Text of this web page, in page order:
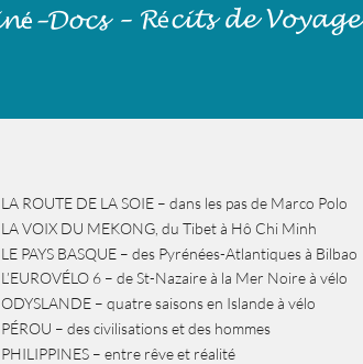
LA ROUTE DE LA SOIE – dans les pas de Marco Polo
LA VOIX DU MEKONG, du Tibet à Hô Chi Minh
LE PAYS BASQUE – des Pyrénées-Atlantiques à Bilbao
L’EUROVÉLO 6 – de St-Nazaire à la Mer Noire à vélo
ODYSLANDE – quatre saisons en Islande à vélo
PÉROU – des civilisations et des hommes
PHILIPPINES – entre rêve et réalité